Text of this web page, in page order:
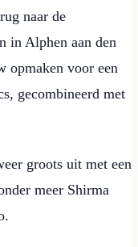
naar de
in Alphen aan den
opmaken voor een
gecombineerd met
groots uit met een
meer Shirma